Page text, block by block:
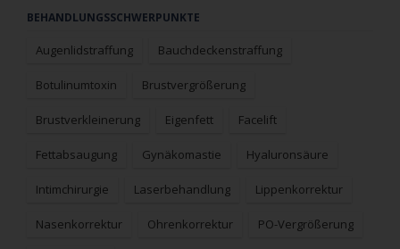
Navigation
BEHANDLUNGSSCHWERPUNKTE
Augenlidstraffung Bauchdeckenstraffung
Botulinumtoxin Brustvergrößerung
Brustverkleinerung Eigenfett Facelift
Fettabsaugung Gynäkomastie Hyaluronsäure
Intimchirurgie Laserbehandlung Lippenkorrektur
Nasenkorrektur Ohrenkorrektur PO-Vergrößerung